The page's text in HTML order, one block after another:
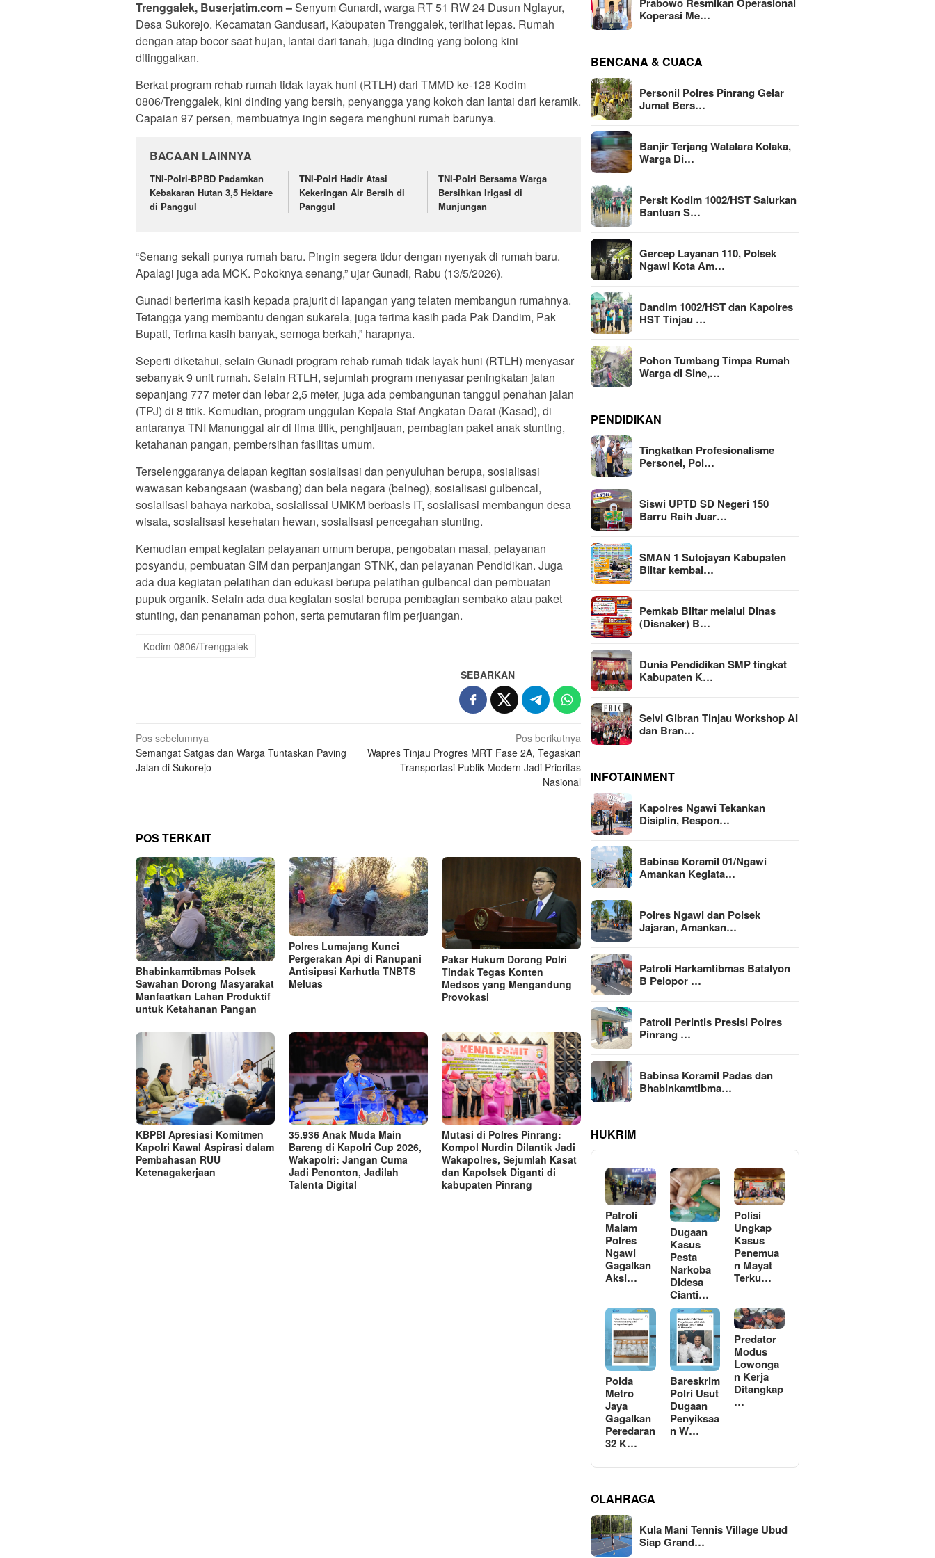
Trenggalek, Buserjatim.com –Senyum Gunardi, warga RT 51 RW 24 Dusun Nglayur,
Desa Sukorejo. Kecamatan Gandusari, Kabupaten Trenggalek, terlihat lepas. Rumah
dengan atap bocor saat hujan, lantai dari tanah, juga dinding yang bolong kini
ditinggalkan.
Berkat program rehab rumah tidak layak huni (RTLH) dari TMMD ke-128 Kodim
0806/Trenggalek, kini dinding yang bersih, penyangga yang kokoh dan lantai dari keramik.
Capaian 97 persen, membuatnya ingin segera menghuni rumah barunya.
BACAAN LAINNYA
TNI-Polri-BPBD Padamkan
Kebakaran Hutan 3,5 Hektare
di Panggul
TNI-Polri Hadir Atasi
Kekeringan Air Bersih di
Panggul
TNI-Polri Bersama Warga
Bersihkan Irigasi di
Munjungan
“Senang sekali punya rumah baru. Pingin segera tidur dengan nyenyak di rumah baru.
Apalagi juga ada MCK. Pokoknya senang,” ujar Gunadi, Rabu (13/5/2026).
Gunadi berterima kasih kepada prajurit di lapangan yang telaten membangun rumahnya.
Tetangga yang membantu dengan sukarela, juga terima kasih pada Pak Dandim, Pak
Bupati, Terima kasih banyak, semoga berkah,” harapnya.
Seperti diketahui, selain Gunadi program rehab rumah tidak layak huni (RTLH) menyasar
sebanyak 9 unit rumah. Selain RTLH, sejumlah program menyasar peningkatan jalan
sepanjang 777 meter dan lebar 2,5 meter, juga ada pembangunan tanggul penahan jalan
(TPJ) di 8 titik. Kemudian, program unggulan Kepala Staf Angkatan Darat (Kasad), di
antaranya TNI Manunggal air di lima titik, penghijauan, pembagian paket anak stunting,
ketahanan pangan, pembersihan fasilitas umum.
Terselenggaranya delapan kegitan sosialisasi dan penyuluhan berupa, sosialisasi
wawasan kebangsaan (wasbang) dan bela negara (belneg), sosialisasi gulbencal,
sosialisasi bahaya narkoba, sosialissai UMKM berbasis IT, sosialisasi membangun desa
wisata, sosialisasi kesehatan hewan, sosialisasi pencegahan stunting.
Kemudian empat kegiatan pelayanan umum berupa, pengobatan masal, pelayanan
posyandu, pembuatan SIM dan perpanjangan STNK, dan pelayanan Pendidikan. Juga
ada dua kegiatan pelatihan dan edukasi berupa pelatihan gulbencal dan pembuatan
pupuk organik. Selain ada dua kegiatan sosial berupa pembagian sembako atau paket
stunting, dan penanaman pohon, serta pemutaran film perjuangan.
Kodim 0806/Trenggalek
SEBARKAN
Navigasi
pos
Pos sebelumnya
Semangat Satgas dan Warga Tuntaskan Paving
Jalan di Sukorejo
Pos berikutnya
Wapres Tinjau Progres MRT Fase 2A, Tegaskan
Transportasi Publik Modern Jadi Prioritas
Nasional
POS TERKAIT
Bhabinkamtibmas Polsek
Sawahan Dorong Masyarakat
Manfaatkan Lahan Produktif
untuk Ketahanan Pangan
Polres Lumajang Kunci
Pergerakan Api di Ranupani
Antisipasi Karhutla TNBTS
Meluas
Pakar Hukum Dorong Polri
Tindak Tegas Konten
Medsos yang Mengandung
Provokasi
KBPBI Apresiasi Komitmen
Kapolri Kawal Aspirasi dalam
Pembahasan RUU
Ketenagakerjaan
35.936 Anak Muda Main
Bareng di Kapolri Cup 2026,
Wakapolri: Jangan Cuma
Jadi Penonton, Jadilah
Talenta Digital
Mutasi di Polres Pinrang:
Kompol Nurdin Dilantik Jadi
Wakapolres, Sejumlah Kasat
dan Kapolsek Diganti di
kabupaten Pinrang
Koperasi Me…
BENCANA & CUACA
Personil Polres Pinrang Gelar
Jumat Bers…
Banjir Terjang Watalara Kolaka,
Warga Di…
Persit Kodim 1002/HST Salurkan
Bantuan S…
Gercep Layanan 110, Polsek
Ngawi Kota Am…
Dandim 1002/HST dan Kapolres
HST Tinjau …
Pohon Tumbang Timpa Rumah
Warga di Sine,…
PENDIDIKAN
Tingkatkan Profesionalisme
Personel, Pol…
Siswi UPTD SD Negeri 150
Barru Raih Juar…
SMAN 1 Sutojayan Kabupaten
Blitar kembal…
Pemkab Blitar melalui Dinas
(Disnaker) B…
Dunia Pendidikan SMP tingkat
Kabupaten K…
Selvi Gibran Tinjau Workshop AI
dan Bran…
INFOTAINMENT
Kapolres Ngawi Tekankan
Disiplin, Respon…
Babinsa Koramil 01/Ngawi
Amankan Kegiata…
Polres Ngawi dan Polsek
Jajaran, Amankan…
Patroli Harkamtibmas Batalyon
B Pelopor …
Patroli Perintis Presisi Polres
Pinrang …
Babinsa Koramil Padas dan
Bhabinkamtibma…
HUKRIM
Patroli
Malam
Polres
Ngawi
Gagalkan
Aksi…
Dugaan
Kasus
Pesta
Narkoba
Didesa
Cianti…
Polisi
Ungkap
Kasus
Penemua
n Mayat
Terku…
Polda
Metro
Jaya
Gagalkan
Peredaran
32 K…
Bareskrim
Polri Usut
Dugaan
Penyiksaa
n W…
Predator
Modus
Lowonga
n Kerja
Ditangkap
…
OLAHRAGA
Kula Mani Tennis Village Ubud
Siap Grand…